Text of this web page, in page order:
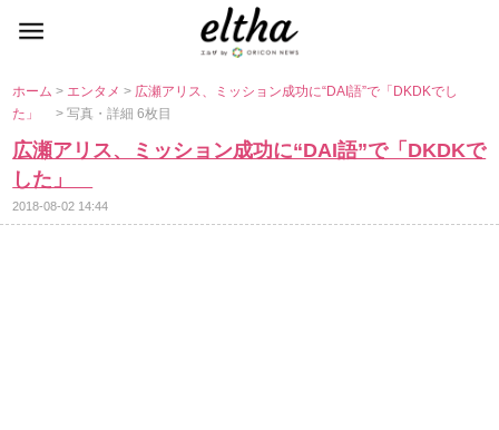
ホーム> エンタメ> 広瀬アリス、ミッション成功に“DAI語”で「DKDKでし
た」> 写真・詳細 6枚目
広瀬アリス、ミッション成功に“DAI語”で「DKDKで
した」
2018-08-02 14:44